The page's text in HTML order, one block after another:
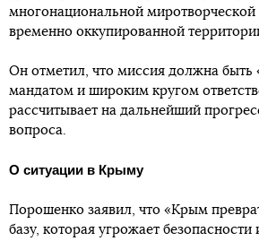
многонациональной миротворческой
временно оккупированной
Он отметил, что миссия должна
мандатом и широким кругом
рассчитывает на дальнейший
вопроса.
О ситуации в Крыму
Порошенко заявил, что «Крым
базу, которая угрожает безопасности